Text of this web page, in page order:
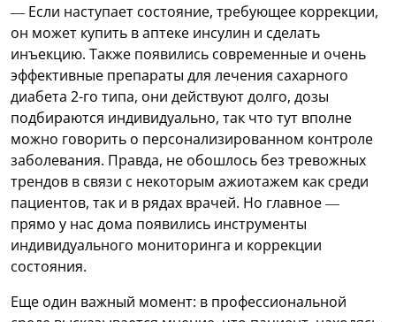
— Если наступает состояние, требующее коррекции,
он может купить в аптеке инсулин и сделать
инъекцию. Также появились современные и очень
эффективные препараты для лечения сахарного
диабета 2-го типа, они действуют долго, дозы
подбираются индивидуально, так что тут вполне
можно говорить о персонализированном контроле
заболевания. Правда, не обошлось без тревожных
трендов в связи с некоторым ажиотажем как среди
пациентов, так и в рядах врачей. Но главное —
прямо у нас дома появились инструменты
индивидуального мониторинга и коррекции
состояния.
Еще один важный момент: в профессиональной